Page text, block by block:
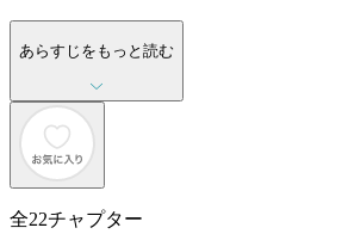
あらすじをもっと読む
全22チャプター